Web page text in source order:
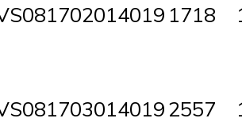
1718
2557